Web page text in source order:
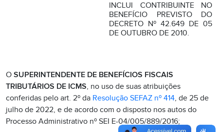
INCLUI CONTRIBUINTE NO
BENEFÍCIO PREVISTO DO
DECRETO Nº 42.649 DE 05
DE OUTUBRO DE 2010.
O SUPERINTENDENTE DE BENEFÍCIOS FISCAIS
TRIBUTÁRIOS DE ICMS, no uso de suas atribuições
conferidas pelo art. 2º da Resolução SEFAZ nº 414, de 25 de
julho de 2022, e de acordo com o disposto nos autos do
Processo Administrativo nº SEI E-04/005/889/2016;